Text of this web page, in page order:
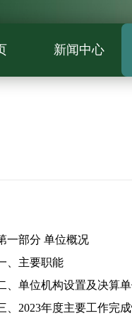
新闻中心
部分 单位概况
主要职能
单位机构设置及决算单
2023年度主要工作完成